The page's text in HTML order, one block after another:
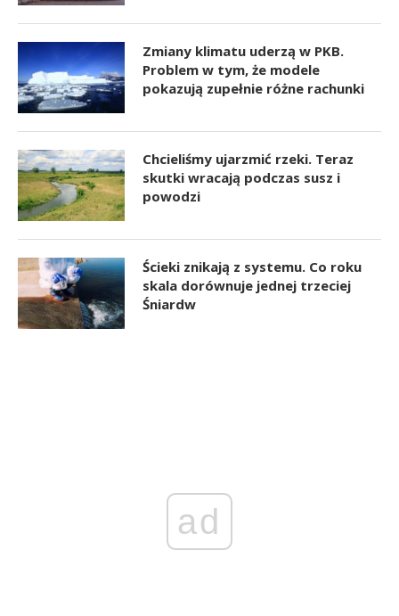
Zmiany klimatu uderzą w PKB.
Problem w tym, że modele
pokazują zupełnie różne rachunki
Chcieliśmy ujarzmić rzeki. Teraz
skutki wracają podczas susz i
powodzi
Ścieki znikają z systemu. Co roku
skala dorównuje jednej trzeciej
Śniardw
ad